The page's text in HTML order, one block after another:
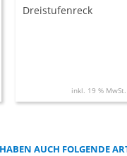
Dreistufenreck
inkl. 19 % MwSt.
AUCH FOLGENDE